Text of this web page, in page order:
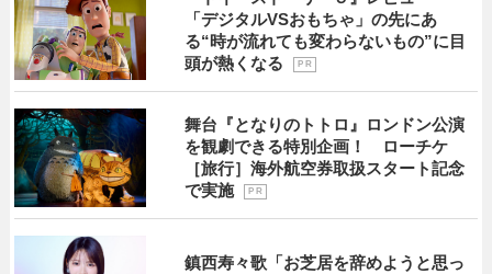
「デジタルVSおもちゃ」の先にあ
る“時が流れても変わらないもの”に目
頭が熱くなる
P R
舞台『となりのトトロ』ロンドン公演
を観劇できる特別企画！ ローチケ
［旅行］海外航空券取扱スタート記念
で実施
P R
鎮西寿々歌「お芝居を辞めようと思っ